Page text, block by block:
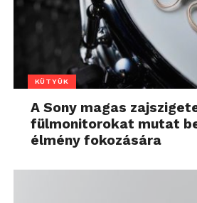
KÜTYÜK
A Sony magas
fülmonitorokat mutat
élmény fokozására